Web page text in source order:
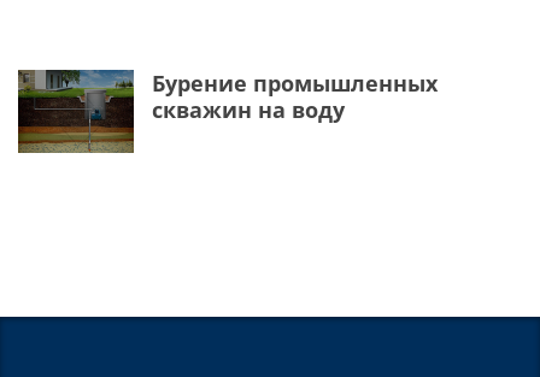
Бурение промышленных
скважин на воду